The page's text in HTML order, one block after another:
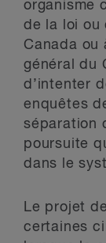
organisme
de la loi ou
Canada ou
général du
d’intenter
enquêtes
séparation
poursuite
dans le
Le projet
certaines